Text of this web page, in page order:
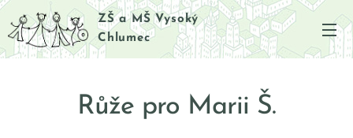
ZŠ a MŠ Vysoký
Chlumec
Růže pro Marii Š.